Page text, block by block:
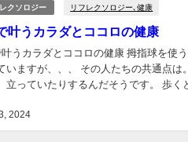
レクソロジー リフレクソロジー､健康
叶うカラダとココロの健康
2024
うカラダとココロの健康 拇指球を使
いますが、、、 その人たちの共通点は
っていたりするんだそうです。 歩く